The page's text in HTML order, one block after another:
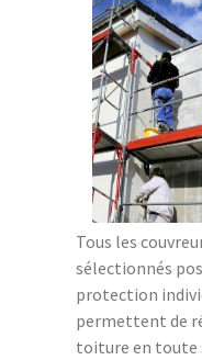
Tous les
sélectionnés
protection
permettent de
toiture en toute